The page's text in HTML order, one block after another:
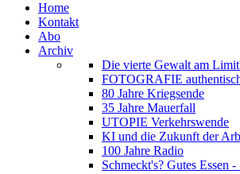
Home
Kontakt
Abo
Archiv
Die vierte Gewalt am
FOTOGRAFIE
80 Jahre Kriegsende
35 Jahre Mauerfall
UTOPIE Verkehrswende
KI und die Zukunft der
100 Jahre Radio
Schmeckt's? Gutes Essen -